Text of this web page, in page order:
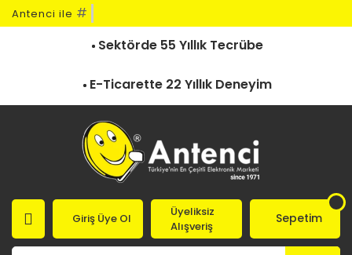
Antenci ile #
Sektörde 55 Yıllık Tecrübe
E-Ticarette 22 Yıllık Deneyim
Giriş Üye Ol
Üyeliksiz
Alışveriş
Sepetim